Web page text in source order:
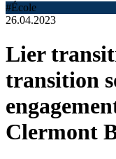
#École
26.04.2023
Lier
transition
Clermont